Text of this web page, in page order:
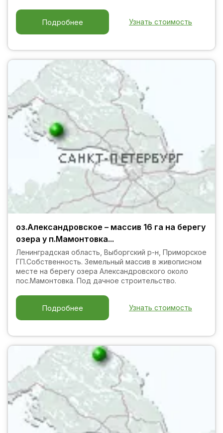
Узнать стоимость
Подробнее
оз.Александровское – массив 16 га на берегу
озера у п.Мамонтовка...
Ленинградская область, Выборгский р-н, Приморское
ГП.Собственность. Земельный массив в живописном
месте на берегу озера Александровского около
пос.Мамонтовка. Под дачное строительство.
Узнать стоимость
Подробнее